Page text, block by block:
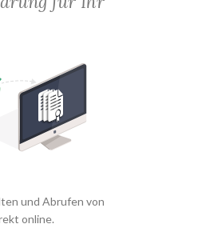
und Abrufen von
online.